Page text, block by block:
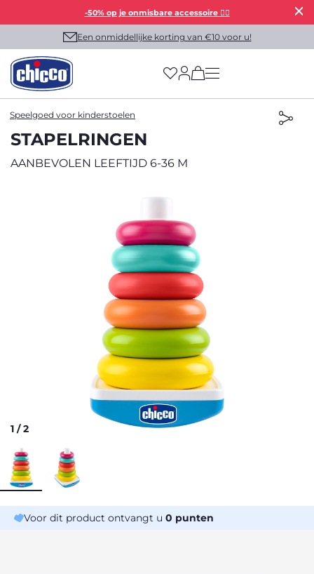
-50% op je onmisbare accessoire 👯‍♀️
Een onmiddellijke korting van €10 voor u!
(has more options
Speelgoed voor kinderstoelen
STAPELRINGEN
AANBEVOLEN LEEFTIJD 6-36 M
1 /2
Voor dit product ontvangt u 0 punten